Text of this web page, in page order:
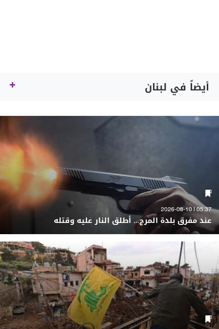
أيضاً في لبنان
05:37 | 2026-08-10
عند مفرق بلدة المرج... أطلق النار عليه وقتله